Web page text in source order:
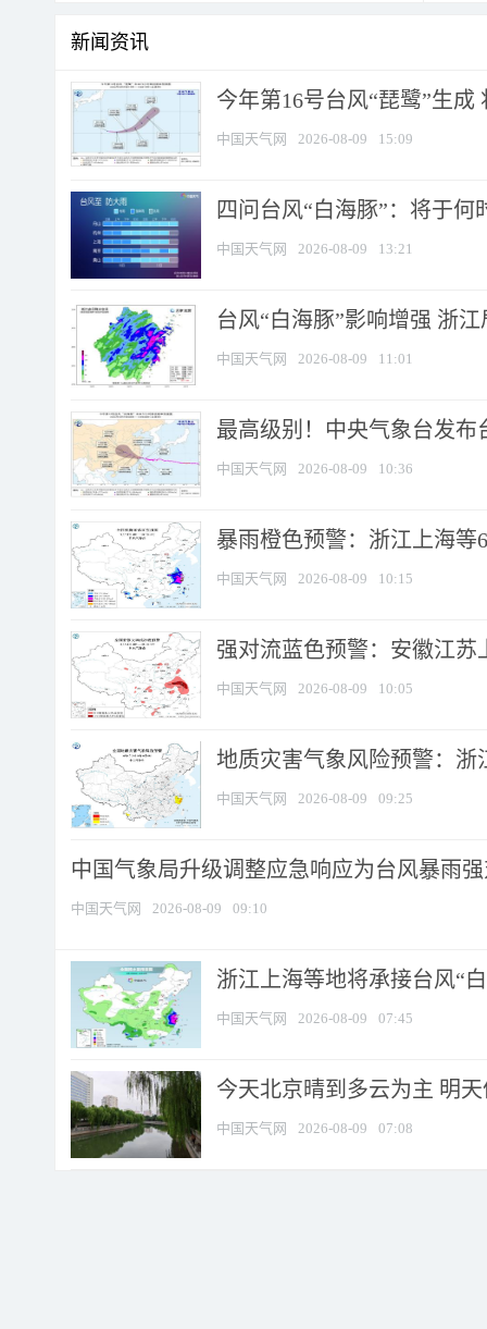
新闻资讯
今年第16号台风“琵鹭”生
中国天气网 2026-08-09 15:09
四问台风“白海豚”：将于
中国天气网 2026-08-09 13:21
台风“白海豚”影响增强 浙
中国天气网 2026-08-09 11:01
最高级别！中央气象台发布
中国天气网 2026-08-09 10:36
暴雨橙色预警：浙江上海等
中国天气网 2026-08-09 10:15
强对流蓝色预警：安徽江苏
中国天气网 2026-08-09 10:05
地质灾害气象风险预警：浙
中国天气网 2026-08-09 09:25
中国气象局升级调整应急响应为台风暴雨
中国天气网 2026-08-09 09:10
浙江上海等地将承接台风“
中国天气网 2026-08-09 07:45
今天北京晴到多云为主 明
中国天气网 2026-08-09 07:08